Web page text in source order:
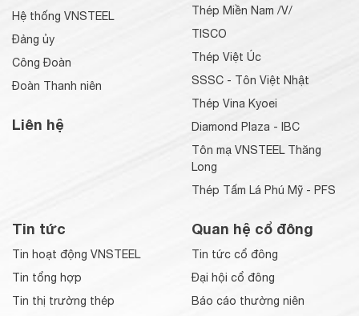
Hệ thống VNSTEEL
Đảng ủy
Công Đoàn
Đoàn Thanh niên
Liên hệ
Thép Miền Nam /V/
TISCO
Thép Việt Úc
SSSC - Tôn Việt Nhật
Thép Vina Kyoei
Diamond Plaza - IBC
Tôn mạ VNSTEEL Thăng
Long
Thép Tấm Lá Phú Mỹ - PFS
Tin tức
Tin hoạt động VNSTEEL
Tin tổng hợp
Tin thị trường thép
Quan hệ cổ đông
Tin tức cổ đông
Đại hội cổ đông
Báo cáo thường niên